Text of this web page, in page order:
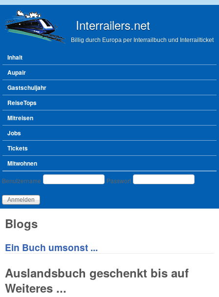
Interrailers.net
Billig durch Europa per Interrailbuch und Interrailticket
Hauptmenü
Inhalt
Aupair
Gastschuljahr
ReiseTops
Mitreisen
Jobs
Tickets
Mitwohnen
Benutzeranmeldung
Benutzername Passwort
Blogs
Ein Buch umsonst ...
Auslandsbuch geschenkt bis auf
Weiteres ...